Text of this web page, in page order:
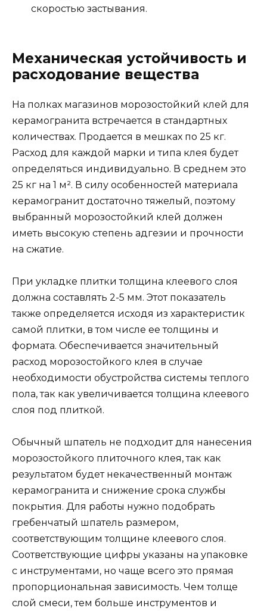
скоростью застывания.
Механическая устойчивость и
расходование вещества
На полках магазинов морозостойкий клей для
керамогранита встречается в стандартных
количествах. Продается в мешках по 25 кг.
Расход для каждой марки и типа клея будет
определяться индивидуально. В среднем это
25 кг на 1 м². В силу особенностей материала
керамогранит достаточно тяжелый, поэтому
выбранный морозостойкий клей должен
иметь высокую степень адгезии и прочности
на сжатие.
При укладке плитки толщина клеевого слоя
должна составлять 2-5 мм. Этот показатель
также определяется исходя из характеристик
самой плитки, в том числе ее толщины и
формата. Обеспечивается значительный
расход морозостойкого клея в случае
необходимости обустройства системы теплого
пола, так как увеличивается толщина клеевого
слоя под плиткой.
Обычный шпатель не подходит для нанесения
морозостойкого плиточного клея, так как
результатом будет некачественный монтаж
керамогранита и снижение срока службы
покрытия. Для работы нужно подобрать
гребенчатый шпатель размером,
соответствующим толщине клеевого слоя.
Соответствующие цифры указаны на упаковке
с инструментами, но чаще всего это прямая
пропорциональная зависимость. Чем толще
слой смеси, тем больше инструментов и